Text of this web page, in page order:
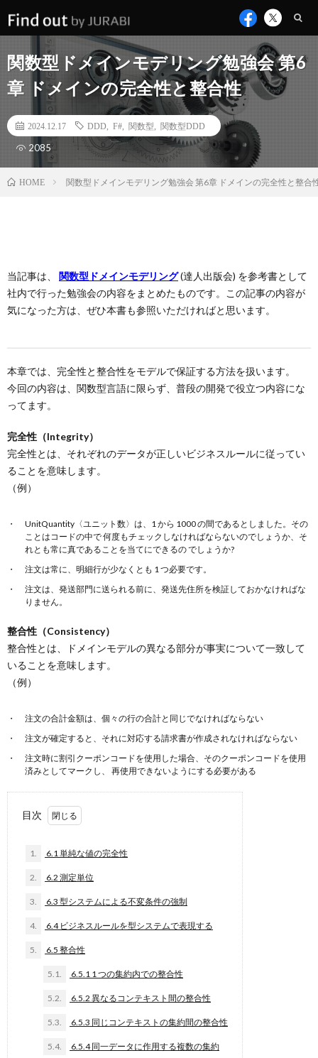
関数型ドメインモデリング勉強会 第6
章 ドメインの完全性と整合性
2024.12.17 DDD F# 関数型 関数型DDD
2085
HOME 関数型ドメインモデリング勉強会 第6章 ドメインの完全性と整合
当記事は、 関数型ドメインモデリング(達人出版会) を参考書として
社内で行った勉強会の内容をまとめたものです。この記事の内容が
気になった方は、ぜひ本書も参照いただければと思います。
本章では、完全性と整合性をモデルで保証する方法を扱います。
今回の内容は、関数型言語に限らず、普段の開発で役立つ内容にな
ってます。
完全性（Integrity）
完全性とは、それぞれのデータが正しいビジネスルールに従ってい
ることを意味します。
（例）
UnitQuantity〈ユニット数〉は、1 から 1000 の間であるとしました。その
ことはコードの中で 何度もチェックしなければならないのでしょうか、そ
れとも常に真であることを当てにできるの でしょうか?
注文は常に、明細行が少なくとも 1 つ必要です。
注文は、発送部門に送られる前に、発送先住所を検証しておかなければな
りません。
整合性（Consistency）
整合性とは、ドメインモデルの異なる部分が事実について一致して
いることを意味します。
（例）
注文の合計金額は、個々の行の合計と同じでなければならない
注文が確定すると、それに対応する請求書が作成されなければならない
注文時に割引クーポンコードを使用した場合、そのクーポンコードを使用
済みとしてマークし、 再使用できないようにする必要がある
目次
1. 6.1 単純な値の完全性
2. 6.2 測定単位
3. 6.3 型システムによる不変条件の強制
4. 6.4 ビジネスルールを型システムで表現する
5. 6.5 整合性
5.1. 6.5.1 1 つの集約内での整合性
5.2. 6.5.2 異なるコンテキスト間の整合性
5.3. 6.5.3 同じコンテキストの集約間の整合性
5.4. 6.5.4 同一データに作用する複数の集約